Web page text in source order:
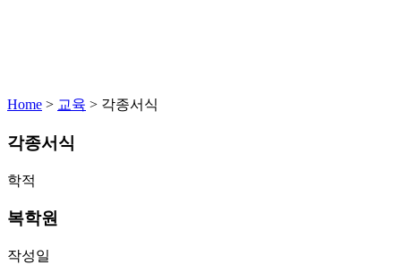
Home > 교육 > 각종서식
각종서식
학적
복학원
작성일